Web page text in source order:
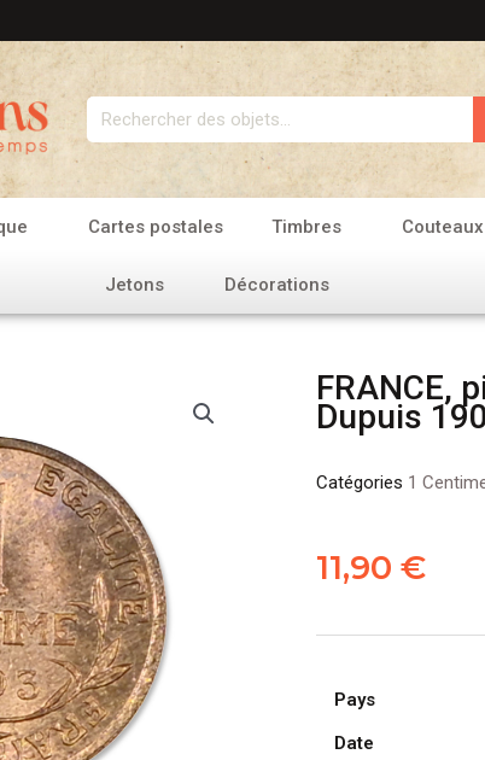
Rechercher
Cartes postales Timbres
Jetons Décorations
FRANCE,
Dupuis
Catégories 1
11,90 €
Pays
Date